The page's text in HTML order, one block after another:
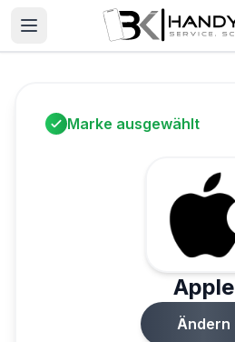
Marke ausgewählt
Apple
Ändern